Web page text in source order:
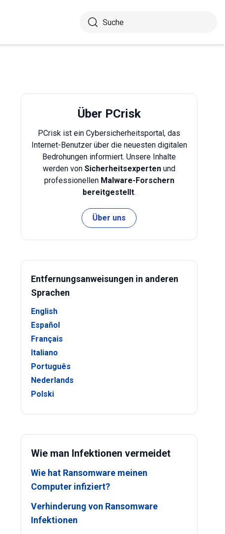
Über PCrisk
PCrisk ist ein Cybersicherheitsportal, das
Internet-Benutzer über die neuesten digitalen
Bedrohungen informiert. Unsere Inhalte
werden von Sicherheitsexperten und
professionellen Malware-Forschern
bereitgestellt.
Über uns
Entfernungsanweisungen in anderen
Sprachen
English
Español
Français
Italiano
Português
Nederlands
Polski
Wie man Infektionen vermeidet
Wie hat Ransomware meinen
Computer infiziert?
Verhinderung von Ransomware
Infektionen